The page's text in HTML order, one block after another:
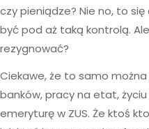
czy pieniądze? Nie no, to
być pod aż taką kontrolą.
rezygnować?
Ciekawe, że to samo
banków, pracy na etat, życiu
emeryturę w ZUS. Że ktoś